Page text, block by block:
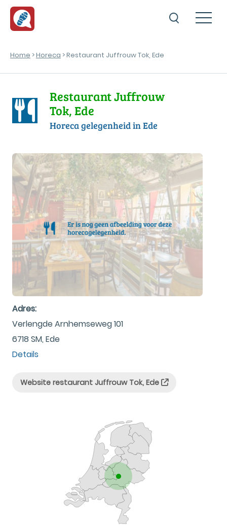
Home >Horeca > Restaurant Juffrouw Tok, Ede
Restaurant Juffrouw
Tok, Ede
Horeca gelegenheid in Ede
Adres:
Verlengde Arnhemseweg 101
6718 SM, Ede
Details
Website restaurant Juffrouw Tok, Ede